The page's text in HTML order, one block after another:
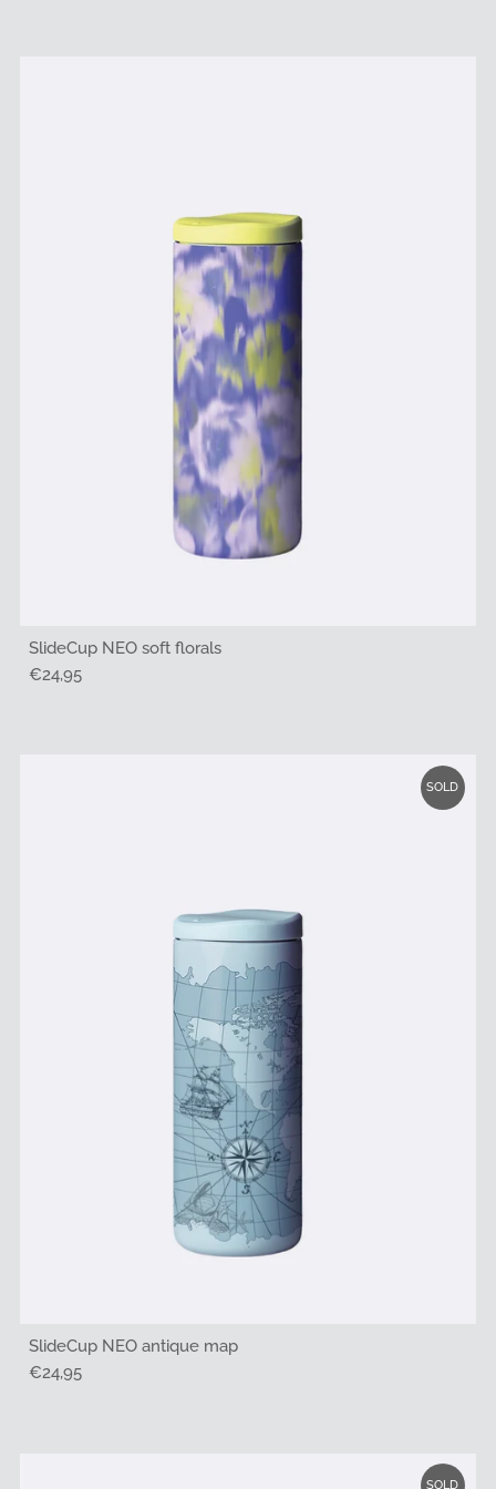
SlideCup NEO soft florals
Regulärer
€24,95
SOLD
SlideCup NEO antique map
Regulärer
€24,95
SOLD